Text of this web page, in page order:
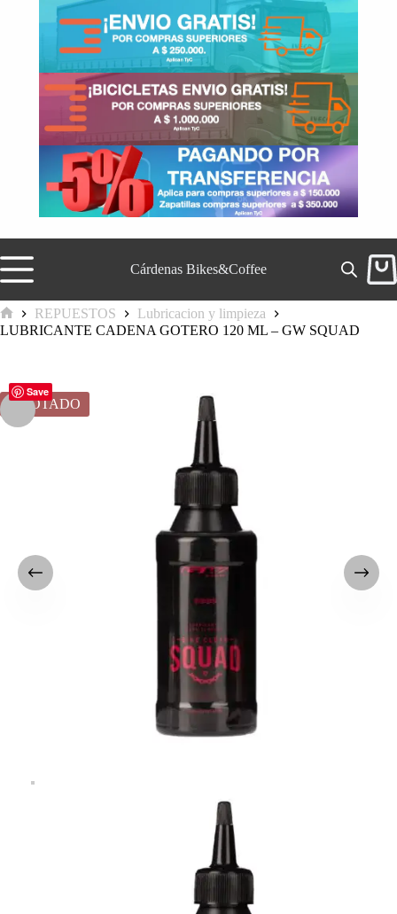
Cárdenas Bikes&Coffee
Carro
Inicio
REPUESTOS
Lubricacion y limpieza
LUBRICANTE CADENA GOTERO 120 ML – GW SQUAD
Save
AGOTADO